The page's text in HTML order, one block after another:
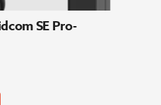
SE Pro-